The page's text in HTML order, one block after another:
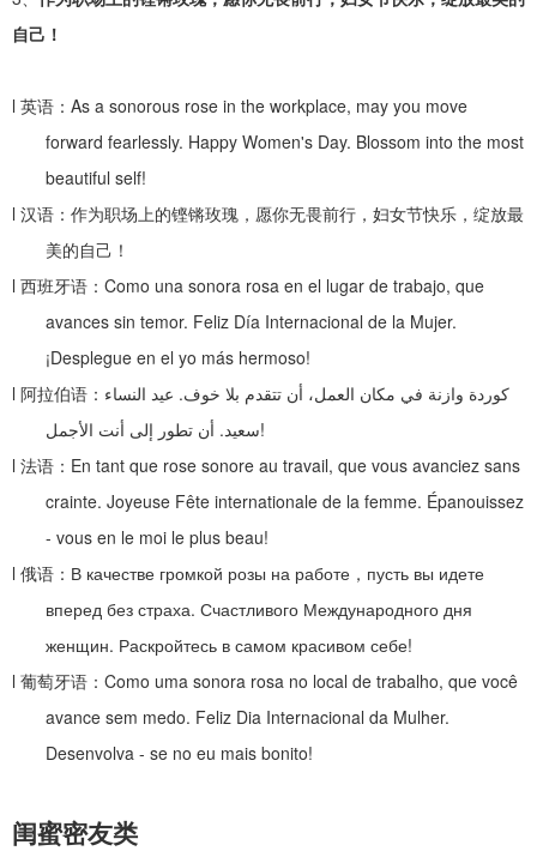
自己！
l 英语： As a sonorous rose in the workplace, may you move
forward fearlessly. Happy Women's Day. Blossom into the most
beautiful self!
l 汉语：作为职场上的铿锵玫瑰，愿你无畏前行，妇女节快乐，绽放最
美的自己！
l 西班牙语： Como una sonora rosa en el lugar de trabajo, que
avances sin temor. Feliz Día Internacional de la Mujer.
¡Desplegue en el yo más hermoso!
l 阿拉伯语： كوردة وازنة في مكان العمل، أن تتقدم بلا خوف. عيد النساء
سعيد. أن تطور إلى أنت الأجمل
!
l 法语： En tant que rose sonore au travail, que vous avanciez sans
crainte. Joyeuse Fête internationale de la femme. Épanouissez
- vous en le moi le plus beau!
l 俄语： В качестве громкой розы на работе ， пусть вы идете
вперед без страха. Счастливого Международного дня
женщин. Раскройтесь в самом красивом себе!
l 葡萄牙语： Como uma sonora rosa no local de trabalho, que você
avance sem medo. Feliz Dia Internacional da Mulher.
Desenvolva - se no eu mais bonito!
闺蜜密友类